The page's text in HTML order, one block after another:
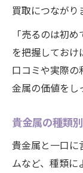
買取につながり
「売るのは初
を把握しておけ
口コミや実際
金属の価値をし
貴金属の種類
貴金属と一口に
ムなど、種類に